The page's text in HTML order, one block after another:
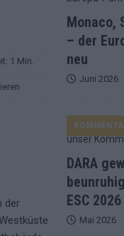
1 Min.
der
Monaco,
– der
neu
Juni 2026
DARA
ESC 2026
Mai 2026